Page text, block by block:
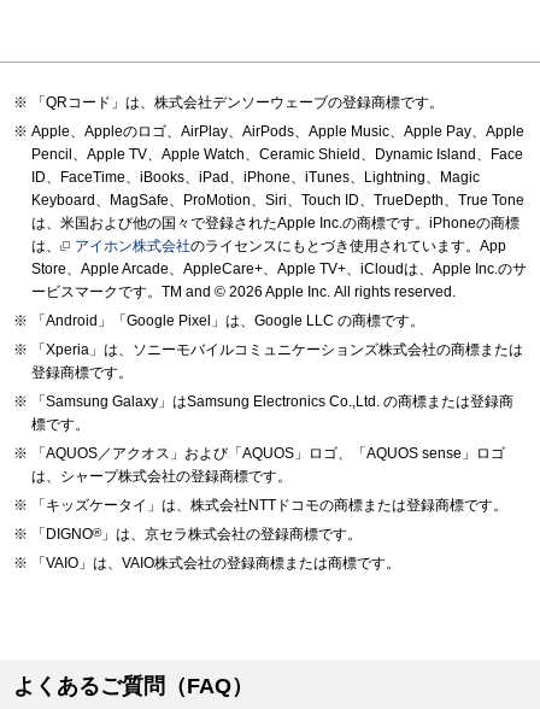
「QRコード」は、株式会社デンソーウェーブの登録商標です。
Apple、Appleのロゴ、AirPlay、AirPods、Apple Music、Apple Pay、Apple
Pencil、Apple TV、Apple Watch、Ceramic Shield、Dynamic Island、Face
ID、FaceTime、iBooks、iPad、iPhone、iTunes、Lightning、Magic
Keyboard、MagSafe、ProMotion、Siri、Touch ID、TrueDepth、True Tone
は、米国および他の国々で登録されたApple Inc.の商標です。iPhoneの商標
は、
アイホン株式会社のライセンスにもとづき使用されています。App
Store、Apple Arcade、AppleCare+、Apple TV+、iCloudは、Apple Inc.のサ
ービスマークです。TM and © 2026 Apple Inc. All rights reserved.
「Android」「Google Pixel」は、Google LLC の商標です。
「Xperia」は、ソニーモバイルコミュニケーションズ株式会社の商標または
登録商標です。
「Samsung Galaxy」はSamsung Electronics Co.,Ltd. の商標または登録商
標です。
「AQUOS／アクオス」および「AQUOS」ロゴ、「AQUOS sense」ロゴ
は、シャープ株式会社の登録商標です。
「キッズケータイ」は、株式会社NTTドコモの商標または登録商標です。
「DIGNO®」は、京セラ株式会社の登録商標です。
「VAIO」は、VAIO株式会社の登録商標または商標です。
よくあるご質問（FAQ）